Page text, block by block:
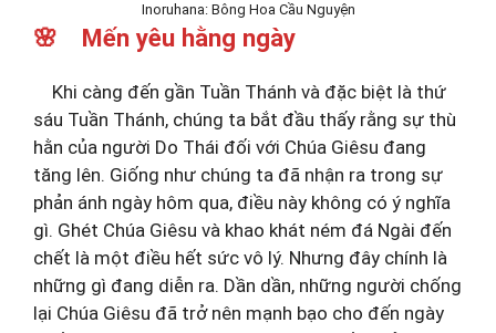
Inoruhana: Bông Hoa Cầu Nguyện
🌸 Mến yêu hằng ngày
Khi càng đến gần Tuần Thánh và đặc biệt là thứ
sáu Tuần Thánh, chúng ta bắt đầu thấy rằng sự thù
hằn của người Do Thái đối với Chúa Giêsu đang
tăng lên. Giống như chúng ta đã nhận ra trong sự
phản ánh ngày hôm qua, điều này không có ý nghĩa
gì. Ghét Chúa Giêsu và khao khát ném đá Ngài đến
chết là một điều hết sức vô lý. Nhưng đây chính là
những gì đang diễn ra. Dần dần, những người chống
lại Chúa Giêsu đã trở nên mạnh bạo cho đến ngày